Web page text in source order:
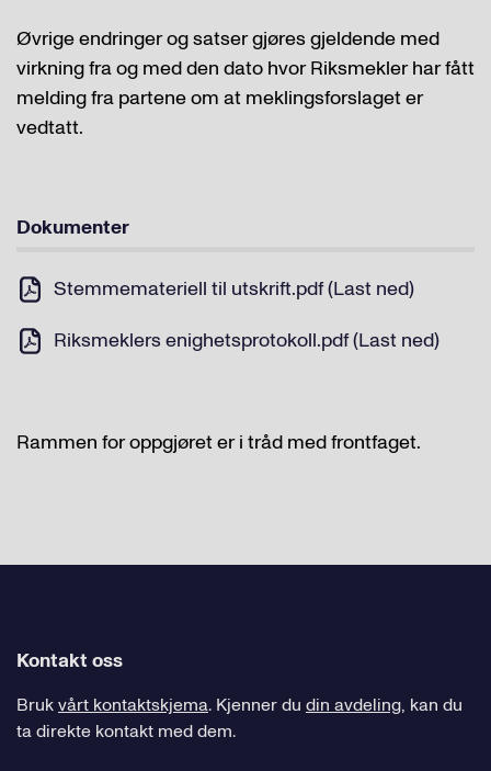
Øvrige endringer og satser gjøres gjeldende med
virkning fra og med den dato hvor Riksmekler har fått
melding fra partene om at meklingsforslaget er
vedtatt.
Dokumenter
Stemmemateriell til utskrift.pdf (Last ned)
Riksmeklers enighetsprotokoll.pdf (Last ned)
Rammen for oppgjøret er i tråd med frontfaget.
Kontakt oss
Brukvårt kontaktskjema. Kjenner du din avdeling, kan du
ta direkte kontakt med dem.